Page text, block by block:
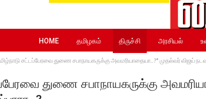
HOME தமிழகம் திருச்சி அரசியல்
சட்டப்பேரவை துணை சபாநாயகருக்கு அவமரியாதையா..?* முதல்வர் விஜய்
துணை சபாநாயகருக்கு